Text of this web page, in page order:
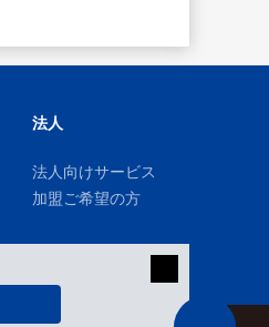
法人
法人向けサービス
加盟ご希望の方